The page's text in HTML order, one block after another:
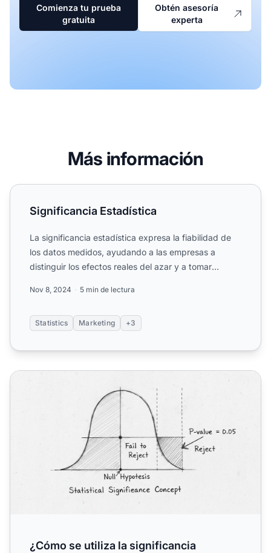
Comienza tu prueba
gratuita
Obtén asesoría
experta
Más información
Significancia Estadística
Significancia Estadística
La significancia estadística expresa la fiabilidad de
los datos medidos, ayudando a las empresas a
distinguir los efectos reales del azar y a tomar
Nov 8, 2024 5 min de lectura
Statistics Marketing +3
¿Cómo se utiliza la significancia estadística? Guía
¿Cómo se utiliza la significancia